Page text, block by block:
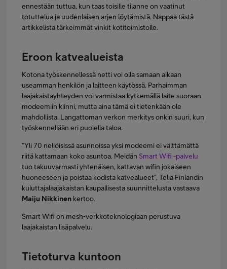
SV EN
ennestään tuttua, kun taas toisille tilanne on vaatinut
totuttelua ja uudenlaisen arjen löytämistä. Nappaa tästä
artikkelista tärkeimmät vinkit kotitoimistolle.
Eroon katvealueista
Kotona työskennellessä netti voi olla samaan aikaan
useamman henkilön ja laitteen käytössä. Parhaimman
laajakaistayhteyden voi varmistaa kytkemällä laite suoraan
modeemiin kiinni, mutta aina tämä ei tietenkään ole
mahdollista. Langattoman verkon merkitys onkin suuri, kun
työskennellään eri puolella taloa.
”Yli 70 neliöisissä asunnoissa yksi modeemi ei välttämättä
riitä kattamaan koko asuntoa. MeidänSmart Wifi -palvelu
tuo takuuvarmasti yhtenäisen, kattavan wifin jokaiseen
huoneeseen ja poistaa kodista katvealueet”, Telia Finlandin
kuluttajalaajakaistan kaupallisesta suunnittelusta vastaava
Maiju Nikkinen kertoo.
Smart Wifi on mesh-verkkoteknologiaan perustuva
laajakaistan lisäpalvelu.
Tietoturva kuntoon